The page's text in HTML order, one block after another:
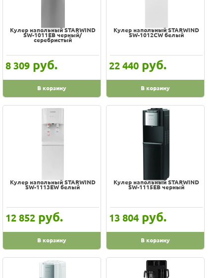
Кулер напольный STARWIND
SW-1011EB черный/
серебристый
8 309 руб.
В корзину
Кулер напольный STARWIND
SW-1012CW белый
22 440 руб.
В корзину
Кулер напольный STARWIND
SW-1113EW белый
12 852 руб.
В корзину
Кулер напольный STARWIND
SW-1115EB черный
13 804 руб.
В корзину